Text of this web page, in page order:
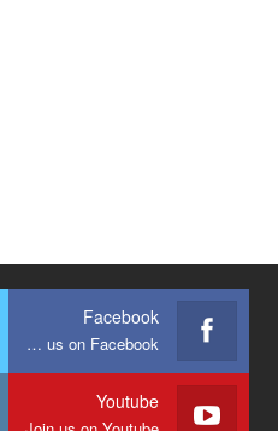
Facebook
Join us on Facebook
Youtube